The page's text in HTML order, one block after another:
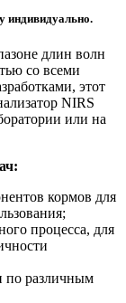
индивидуально.
длин волн
со всеми
этот
NIRS
или на
кормов для
процесса, для
по различным